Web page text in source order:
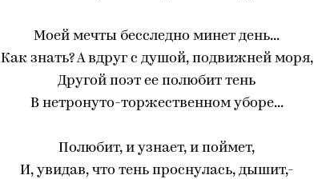
Моей мечты бесследно минет день...
Как знать? А вдруг с душой, подвижней моря,
Другой поэт ее полюбит тень
В нетронуто-торжественном уборе...
Полюбит, и узнает, и поймет,
И, увидав, что тень проснулась, дышит,-